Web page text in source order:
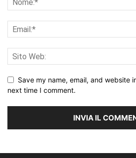
Save my name, email, and website
next time I comment.